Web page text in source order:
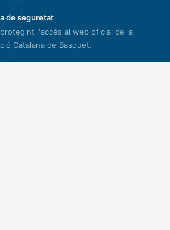
de seguretat
l'accés al web oficial de la
Catalana de Bàsquet.